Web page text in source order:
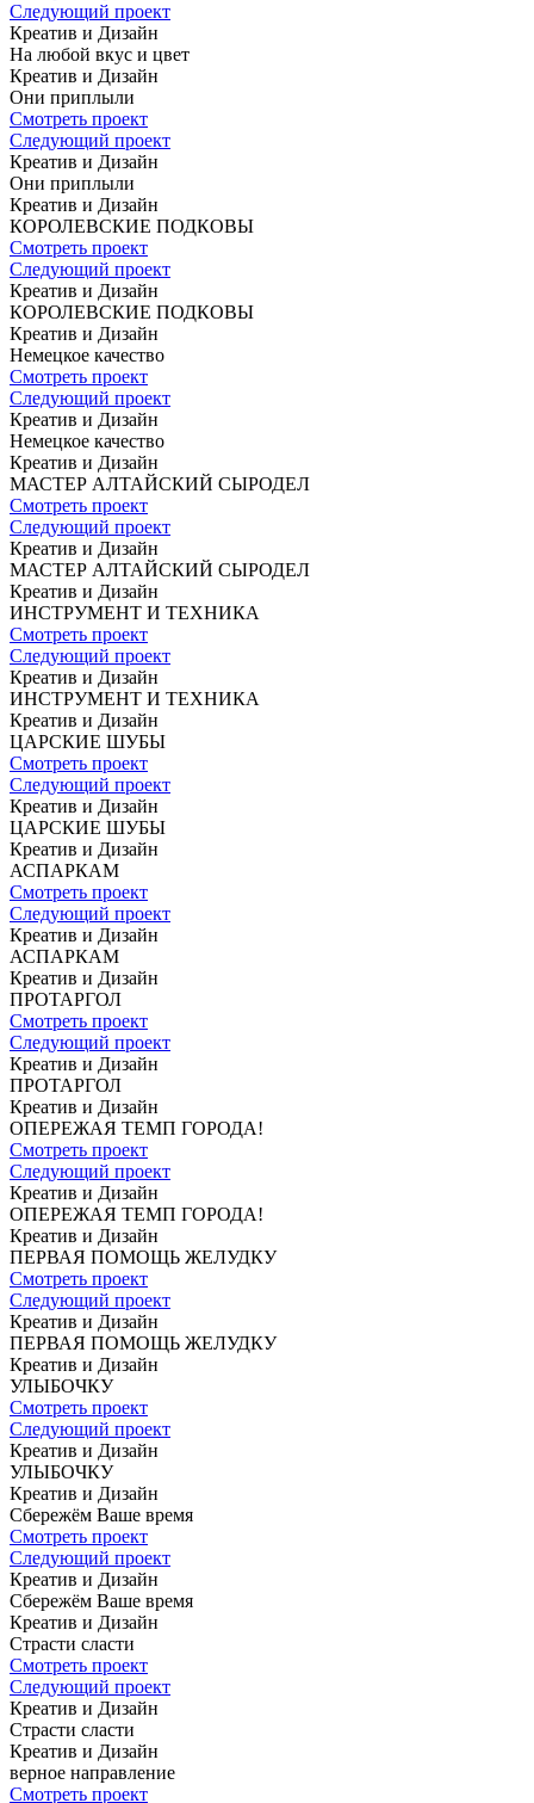
Следующий проект
Креатив и Дизайн
На любой вкус и цвет
Креатив и Дизайн
Они приплыли
Смотреть проект
Следующий проект
Креатив и Дизайн
Они приплыли
Креатив и Дизайн
КОРОЛЕВСКИЕ ПОДКОВЫ
Смотреть проект
Следующий проект
Креатив и Дизайн
КОРОЛЕВСКИЕ ПОДКОВЫ
Креатив и Дизайн
Немецкое качество
Смотреть проект
Следующий проект
Креатив и Дизайн
Немецкое качество
Креатив и Дизайн
МАСТЕР АЛТАЙСКИЙ СЫРОДЕЛ
Смотреть проект
Следующий проект
Креатив и Дизайн
МАСТЕР АЛТАЙСКИЙ СЫРОДЕЛ
Креатив и Дизайн
ИНСТРУМЕНТ И ТЕХНИКА
Смотреть проект
Следующий проект
Креатив и Дизайн
ИНСТРУМЕНТ И ТЕХНИКА
Креатив и Дизайн
ЦАРСКИЕ ШУБЫ
Смотреть проект
Следующий проект
Креатив и Дизайн
ЦАРСКИЕ ШУБЫ
Креатив и Дизайн
АСПАРКАМ
Смотреть проект
Следующий проект
Креатив и Дизайн
АСПАРКАМ
Креатив и Дизайн
ПРОТАРГОЛ
Смотреть проект
Следующий проект
Креатив и Дизайн
ПРОТАРГОЛ
Креатив и Дизайн
ОПЕРЕЖАЯ ТЕМП ГОРОДА!
Смотреть проект
Следующий проект
Креатив и Дизайн
ОПЕРЕЖАЯ ТЕМП ГОРОДА!
Креатив и Дизайн
ПЕРВАЯ ПОМОЩЬ ЖЕЛУДКУ
Смотреть проект
Следующий проект
Креатив и Дизайн
ПЕРВАЯ ПОМОЩЬ ЖЕЛУДКУ
Креатив и Дизайн
УЛЫБОЧКУ
Смотреть проект
Следующий проект
Креатив и Дизайн
УЛЫБОЧКУ
Креатив и Дизайн
Сбережём Ваше время
Смотреть проект
Следующий проект
Креатив и Дизайн
Сбережём Ваше время
Креатив и Дизайн
Страсти сласти
Смотреть проект
Следующий проект
Креатив и Дизайн
Страсти сласти
Креатив и Дизайн
верное направление
Смотреть проект